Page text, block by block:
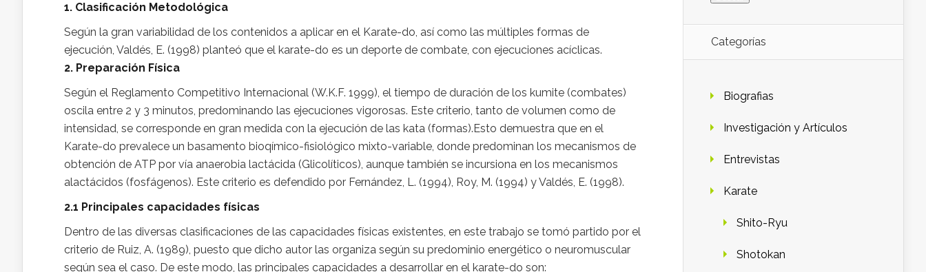
1. Clasificación Metodológica
Según la gran variabilidad de los contenidos a aplicar en el Karate-do, así como las múltiples formas de
ejecución, Valdés, E. (1998) planteó que el karate-do es un deporte de combate, con ejecuciones acíclicas.
2. Preparación Física
Según el Reglamento Competitivo Internacional (W.K.F. 1999), el tiempo de duración de los kumite (combates)
oscila entre 2 y 3 minutos, predominando las ejecuciones vigorosas. Este criterio, tanto de volumen como de
intensidad, se corresponde en gran medida con la ejecución de las kata (formas).Esto demuestra que en el
Karate-do prevalece un basamento bioqímico-fisiológico mixto-variable, donde predominan los mecanismos de
obtención de ATP por vía anaerobia lactácida (Glicolíticos), aunque también se incursiona en los mecanismos
alactácidos (fosfágenos). Este criterio es defendido por Fernández, L. (1994), Roy, M. (1994) y Valdés, E. (1998).
2.1 Principales capacidades físicas
Dentro de las diversas clasificaciones de las capacidades físicas existentes, en este trabajo se tomó partido por el
criterio de Ruiz, A. (1989), puesto que dicho autor las organiza según su predominio energético o neuromuscular
según sea el caso. De este modo, las principales capacidades a desarrollar en el karate-do son:
Categorías
Biografias
Investigación y Artículos
Entrevistas
Karate
Shito-Ryu
Shotokan